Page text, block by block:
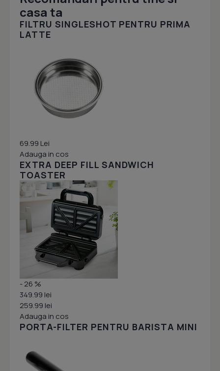
casa ta
FILTRU SINGLESHOT PENTRU PRIMA
LATTE
69.99 Lei
Adauga in cos
EXTRA DEEP FILL SANDWICH
TOASTER
- 26 %
349.99 lei
259.99 lei
Adauga in cos
PORTA-FILTER PENTRU BARISTA MINI